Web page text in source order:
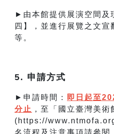
►由本館提供展演空間及
四】，並進行展覽之文宣
等。
5. 申請方式
►申請時間： 即日起至
分止 ，至「國立臺灣美術
(https://